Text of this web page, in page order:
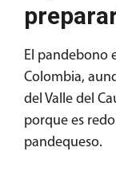
El pandebono
Colombia,
del Valle del
porque es
pandequeso.